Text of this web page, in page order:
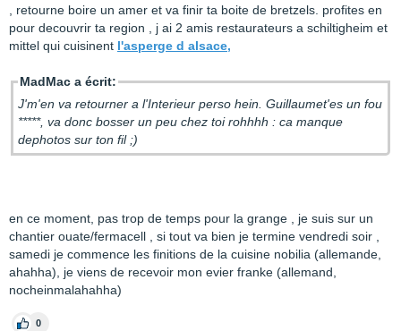
, retourne boire un amer et va finir ta boite de bretzels. profites en
pour decouvrir ta region , j ai 2 amis restaurateurs a schiltigheim et
mittel qui cuisinent l'asperge d alsace,
MadMac a écrit:
J'm'en va retourner a l'Interieur perso hein. Guillaumet'es un fou
*****, va donc bosser un peu chez toi rohhhh : ca manque
dephotos sur ton fil ;)
en ce moment, pas trop de temps pour la grange , je suis sur un
chantier ouate/fermacell , si tout va bien je termine vendredi soir ,
samedi je commence les finitions de la cuisine nobilia (allemande,
ahahha), je viens de recevoir mon evier franke (allemand,
nocheinmalahahha)
0